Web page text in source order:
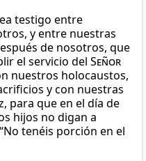
testigo entre
y entre nuestras
de nosotros, que
el servicio del Señor
nuestros holocaustos,
y con nuestras
para que en el día de
hijos no digan a
tenéis porción en el